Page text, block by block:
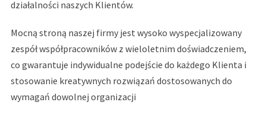
działalności naszych Klientów.
Mocną stroną naszej firmy jest wysoko wyspecjalizowany
zespół współpracowników z wieloletnim doświadczeniem,
co gwarantuje indywidualne podejście do każdego Klienta i
stosowanie kreatywnych rozwiązań dostosowanych do
wymagań dowolnej organizacji